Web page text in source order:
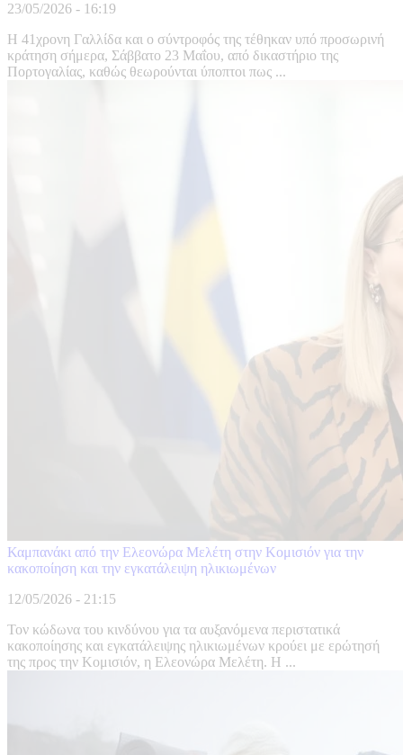
23/05/2026 - 16:19
Η 41χρονη Γαλλίδα και ο σύντροφός της τέθηκαν υπό προσωρινή
κράτηση σήμερα, Σάββατο 23 Μαΐου, από δικαστήριο της
Πορτογαλίας, καθώς θεωρούνται ύποπτοι πως ...
Καμπανάκι από την Ελεονώρα Μελέτη στην Κομισιόν για την
κακοποίηση και την εγκατάλειψη ηλικιωμένων
12/05/2026 - 21:15
Τον κώδωνα του κινδύνου για τα αυξανόμενα περιστατικά
κακοποίησης και εγκατάλειψης ηλικιωμένων κρούει με ερώτησή
της προς την Κομισιόν, η Ελεονώρα Μελέτη. Η ...